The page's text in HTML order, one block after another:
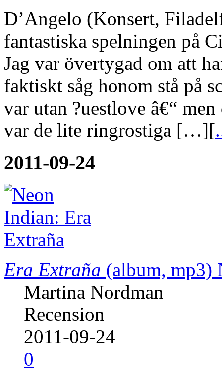
D’Angelo (Konsert,
fantastiska spelningen på
Jag var övertygad om att
faktiskt såg honom stå på
var utan ?uestlove â€“
var de lite ringrostiga […][
2011-09-24
Era Extraña (album, mp3)
Martina Nordman
Recension
2011-09-24
0